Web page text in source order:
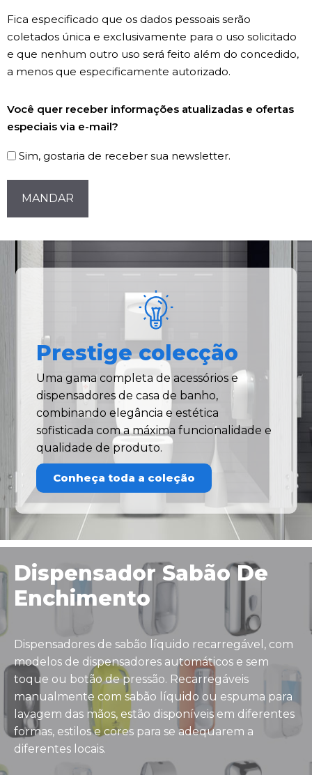
Fica especificado que os dados pessoais serão
coletados única e exclusivamente para o uso solicitado
e que nenhum outro uso será feito além do concedido,
a menos que especificamente autorizado.
de
Newsletter
Você quer receber informações atualizadas e ofertas
especiais via e-mail?
Sim, gostaria de receber sua newsletter.
CAPTCHA
Prestige colecção
Uma gama completa de acessórios e
dispensadores de casa de banho,
combinando elegância e estética
sofisticada com a máxima funcionalidade e
qualidade de produto.
Conheça toda a coleção
Dispensador Sabão De
Enchimento
Dispensadores de sabão líquido recarregável, com
modelos de dispensadores automáticos e sem
toque ou botão de pressão. Recarregáveis
manualmente com sabão líquido ou espuma para
lavagem das mãos, estão disponíveis em diferentes
formas, estilos e cores para se adequarem a
diferentes locais.